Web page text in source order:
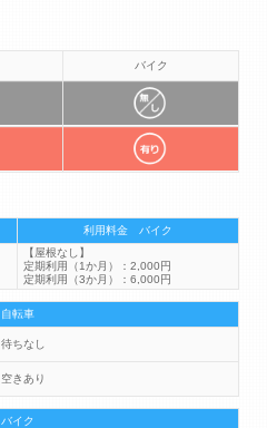
バイク
利用料金 バイク
【屋根なし】
定期利用（1か月）：2,000円
定期利用（3か月）：6,000円
自転車
待ちなし
空きあり
バイク